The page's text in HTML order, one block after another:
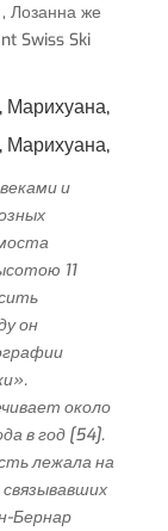
Лозанна же
Swiss Ski
Марихуана,
Марихуана,
и
11
он
около
в год [54].
лежала на
Бернар